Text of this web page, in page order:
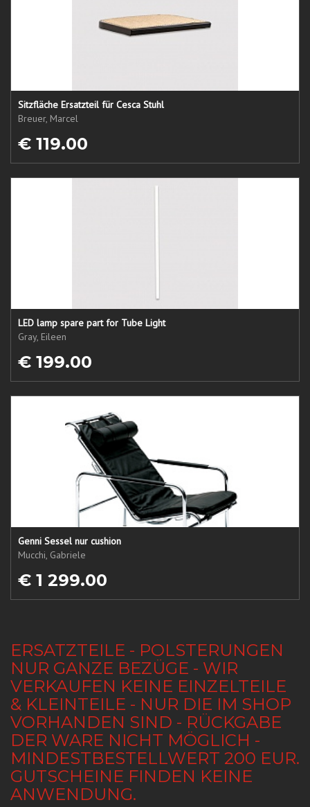
Sitzfläche Ersatzteil für Cesca Stuhl
Breuer, Marcel
€ 119.00
LED lamp spare part for Tube Light
Gray, Eileen
€ 199.00
Genni Sessel nur cushion
Mucchi, Gabriele
€ 1 299.00
ERSATZTEILE - POLSTERUNGEN
NUR GANZE BEZÜGE - WIR
VERKAUFEN KEINE EINZELTEILE
& KLEINTEILE - NUR DIE IM SHOP
VORHANDEN SIND - RÜCKGABE
DER WARE NICHT MÖGLICH -
MINDESTBESTELLWERT 200 EUR.
GUTSCHEINE FINDEN KEINE
ANWENDUNG.